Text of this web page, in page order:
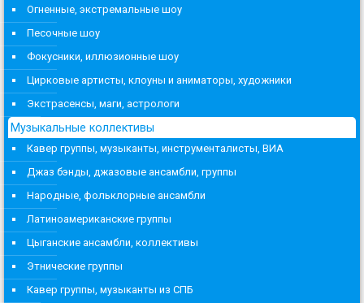
Огненные, экстремальные шоу
Песочные шоу
Фокусники, иллюзионные шоу
Цирковые артисты, клоуны и аниматоры, художники
Экстрасенсы, маги, астрологи
Музыкальные коллективы
Кавер группы, музыканты, инструменталисты, ВИА
Джаз бэнды, джазовые ансамбли, группы
Народные, фольклорные ансамбли
Латиноамериканские группы
Цыганские ансамбли, коллективы
Этнические группы
Кавер группы, музыканты из СПБ